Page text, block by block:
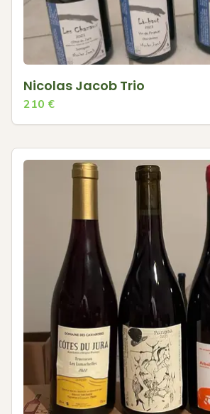
Nicolas Jacob Trio
210 €